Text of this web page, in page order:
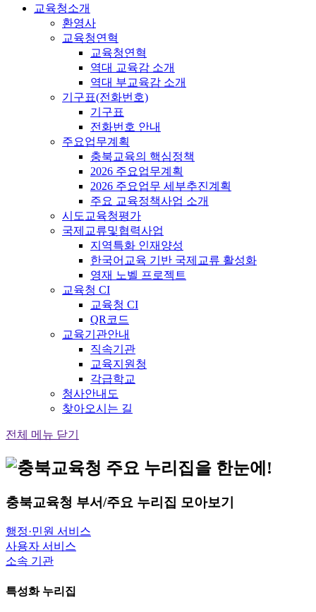
교육청소개
환영사
교육청연혁
교육청연혁
역대 교육감 소개
역대 부교육감 소개
기구표(전화번호)
기구표
전화번호 안내
주요업무계획
충북교육의 핵심정책
2026 주요업무계획
2026 주요업무 세부추진계획
주요 교육정책사업 소개
시도교육청평가
국제교류및협력사업
지역특화 인재양성
한국어교육 기반 국제교류 활성화
영재 노벨 프로젝트
교육청 CI
교육청 CI
QR코드
교육기관안내
직속기관
교육지원청
각급학교
청사안내도
찾아오시는 길
전체 메뉴 닫기
충북교육청 부서/주요 누리집 모아보기
행정·민원 서비스
사용자 서비스
소속 기관
특성화 누리집